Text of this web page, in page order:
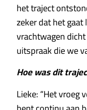
het traject
zeker dat het
vrachtwagen
uitspraak die we
Hoe was dit
Lieke: “Het vroeg